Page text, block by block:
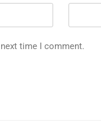
time I comment.